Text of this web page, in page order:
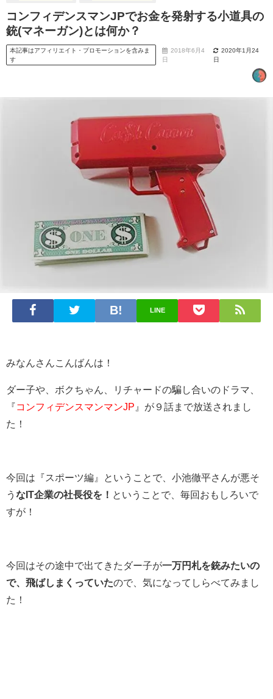
コンフィデンスマンJPでお金を発射する小道具の
銃(マネーガン)とは何か？
本記事はアフィリエイト・プロモーションを含みま
す
2018年6月4
日
2020年1月24
日
LINE
みなんさんこんばんは！
ダー子や、ボクちゃん、リチャードの騙し合いのドラマ、
『コンフィデンスマンマンJP 』が９話まで放送されまし
た！
今回は『スポーツ編』ということで、小池徹平さんが悪そ
う なIT企業の社長役を！ ということで、毎回おもしろいで
すが！
今回はその途中で出てきたダー子が一万円札を銃みたいの
で、飛ばしまくっていたので、気になってしらべてみまし
た！